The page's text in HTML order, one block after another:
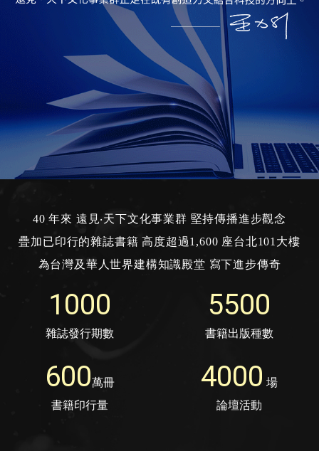
40 年來 遠見‧天下文化事業群 堅持傳播進步觀念
疊加已印行的雜誌書籍 高度超過1,600 座台北101大樓
為台灣及華人世界建構知識殿堂 寫下進步傳奇
1000
雜誌發行期數
5500
書籍出版種數
600萬冊
書籍印行量
4000 場
論壇活動